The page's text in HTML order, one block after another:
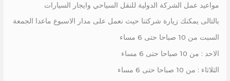
مواعيد عمل الشركة الدولية للنقل السياحي وايجار السيارات
بالتالى يمكنك زيارة شركتنا حيث نعمل على مدار الاسبوع ماعدا الجمعة
السبت من 10 صباحا حتى 6 مساء
الاحد : من 10 صباحا حتى 6 مساء
الثلاثاء : من 10 صباحا حتى 6 مساء